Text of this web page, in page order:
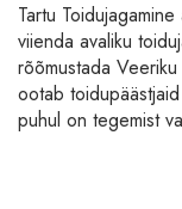
Tartu
viienda avaliku
rõõmustada
ootab
puhul on tegemist